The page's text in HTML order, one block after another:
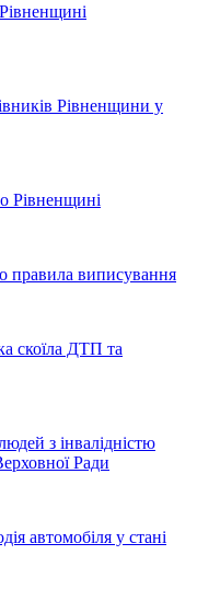
Рівненщини у
Рівненщині
правила виписування
скоїла ДТП та
з інвалідністю
Ради
автомобіля у стані